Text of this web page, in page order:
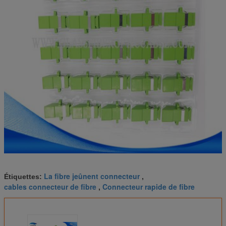
Étiquettes: La fibre jeûnent connecteur ,
cables connecteur de fibre , Connecteur rapide de fibre